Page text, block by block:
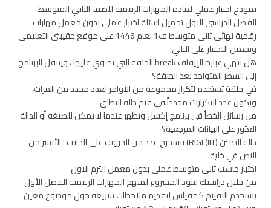
نموذج اختبار عملي لمادة المهارات الرقمية للصف الثاني المتوسط
الفصل الدراسي الاول تحميل اسئلة اختبار عملي بدون معمل مهارات
رقمية نهائي ثاني متوسط ف1 لعام 1446 على موقع حقيبتي التعليمي
ويشمل الاختبار على التالي:
هل تنهي عبارة الإيقاف break الحلقة التي تحتوي عليها ، وينتقل البرنامج
إلى السطر المتواجد بعد الحلقة؟
في حلقة تستخدم لتكرار مجموعة من الأوامر لعدد محدد من المرات،
ويكون عدد التكرارات محدداً في قيم دالة النطاق.
من رسائل الخطأ في برنامج إكسل وتظهر عندما لا يمكن للصيغة أو الدالة
العثور على البيانات المرجعية؟
دالة اليمين (IIT) RIGI) تستخرج عدد من الحروف على الجانب ! الأيسر من
النص في خلية.
اختبار حاسب ثاني متوسط عملي بدون معمل الترم الاول
من خلال دراستك لبنود المشروع لمنهج المهارات الرقمية الفصل الأول
يستخدم التقييم كمقياس لتقديم ملاحظات سريعة حول موضوع معين